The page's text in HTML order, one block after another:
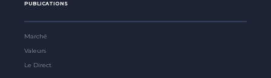
PUBLICATIONS
Marché
Valeurs
Le Direct